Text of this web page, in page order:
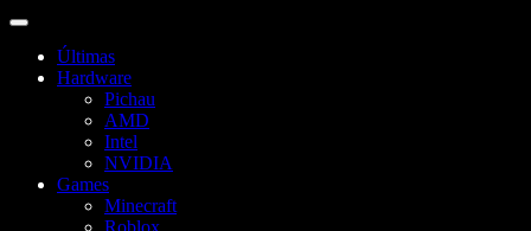
Abrir
Últimas
Hardware
Pichau
AMD
Intel
NVIDIA
Games
Minecraft
Roblox